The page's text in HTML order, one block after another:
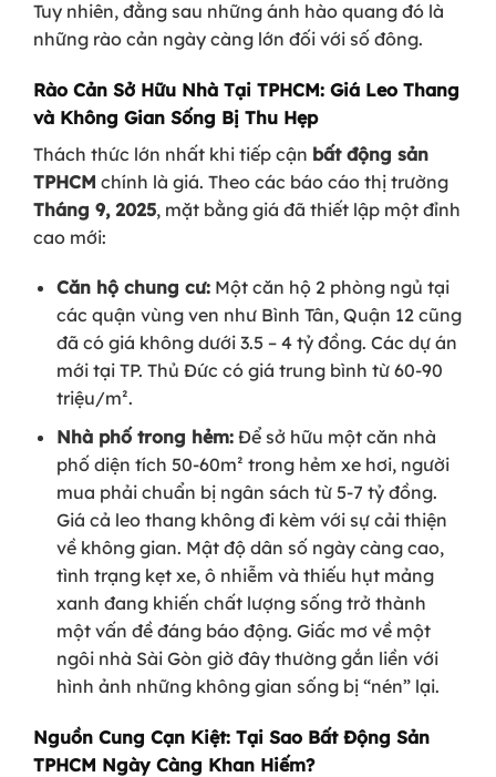
Tuy nhiên, đằng sau những ánh hào quang đó là
những rào cản ngày càng lớn đối với số đông.
Rào Cản Sở Hữu Nhà Tại TPHCM: Giá Leo Thang
và Không Gian Sống Bị Thu Hẹp
Thách thức lớn nhất khi tiếp cận bất động sản
TPHCM chính là giá. Theo các báo cáo thị trường
Tháng 9, 2025, mặt bằng giá đã thiết lập một đỉnh
cao mới:
Căn hộ chung cư:Một căn hộ 2 phòng ngủ tại
các quận vùng ven như Bình Tân, Quận 12 cũng
đã có giá không dưới 3.5 – 4 tỷ đồng. Các dự án
mới tại TP. Thủ Đức có giá trung bình từ 60-90
triệu/m².
Nhà phố trong hẻm:Để sở hữu một căn nhà
phố diện tích 50-60m² trong hẻm xe hơi, người
mua phải chuẩn bị ngân sách từ 5-7 tỷ đồng.
Giá cả leo thang không đi kèm với sự cải thiện
về không gian. Mật độ dân số ngày càng cao,
tình trạng kẹt xe, ô nhiễm và thiếu hụt mảng
xanh đang khiến chất lượng sống trở thành
một vấn đề đáng báo động. Giấc mơ về một
ngôi nhà Sài Gòn giờ đây thường gắn liền với
hình ảnh những không gian sống bị “nén” lại.
Nguồn Cung Cạn Kiệt: Tại Sao Bất Động Sản
TPHCM Ngày Càng Khan Hiếm?